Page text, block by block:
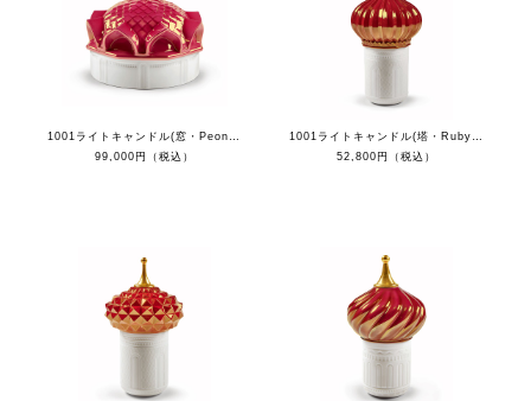
1001ライトキャンドル(窓・Peony) - ナイトアプローチ
99,000円（税込）
1001ライトキャンドル(塔・Ruby) - ナイトアプローチ
52,800円（税込）